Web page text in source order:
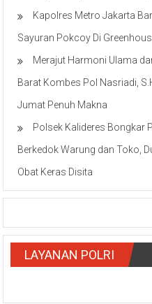
Kapolres Metro Jakarta
Sayuran Pokcoy Di
Merajut Harmoni Ulama
Barat Kombes Pol Nasriadi,
Jumat Penuh Makna
Polsek Kalideres Bongkar
Berkedok Warung dan Toko,
Obat Keras Disita
LAYANAN POLRI